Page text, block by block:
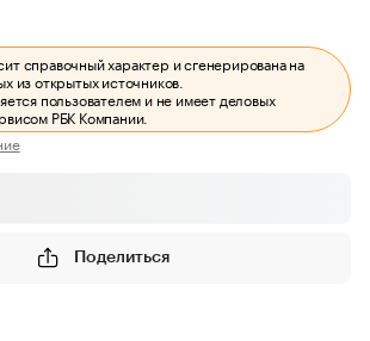
справочный характер и сгенерирована на
из открытых источников.
пользователем и не имеет деловых
РБК Компании.
Поделиться